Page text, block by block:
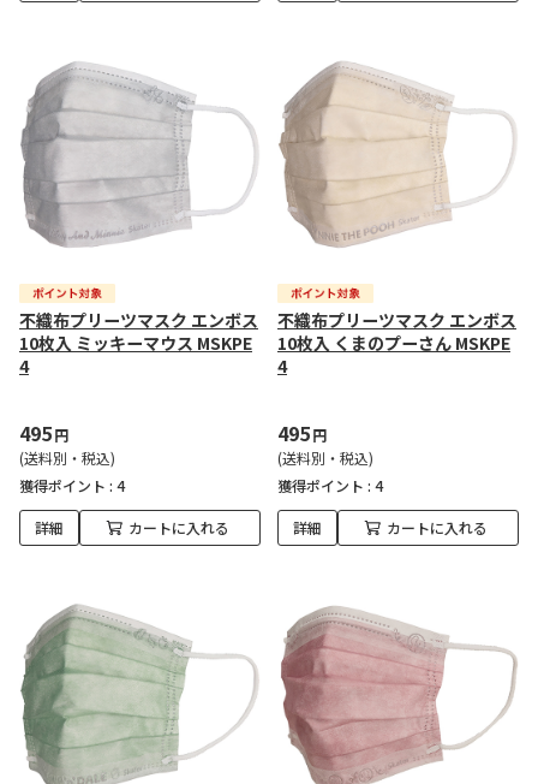
不織布プリーツマスク エンボス
10枚入 ミッキーマウス MSKPE
4
495円
(送料別・税込)
獲得ポイント : 4
詳細 カートに入れる
不織布プリーツマスク エンボス
10枚入 くまのプーさん MSKPE
4
495円
(送料別・税込)
獲得ポイント : 4
詳細 カートに入れる